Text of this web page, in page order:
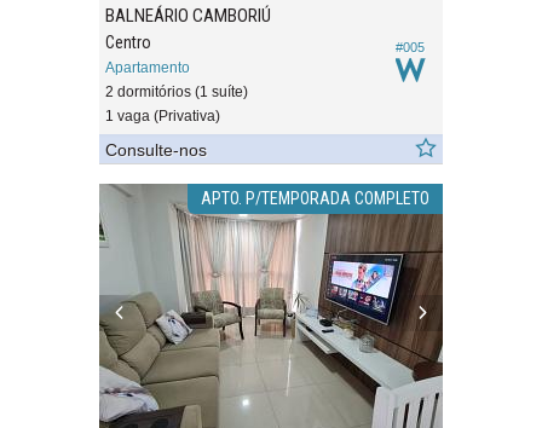
#005
BALNEÁRIO CAMBORIÚ
Centro
Apartamento
2 dormitórios (1 suíte)
1 vaga (Privativa)
Consulte-nos
APTO. P/TEMPORADA COMPLETO